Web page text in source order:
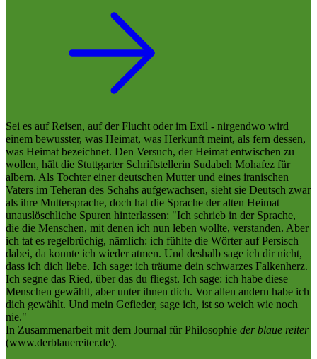
Sei es auf Reisen, auf der Flucht oder im Exil - nirgendwo wird
einem bewusster, was Heimat, was Herkunft meint, als fern dessen,
was Heimat bezeichnet. Den Versuch, der Heimat entwischen zu
wollen, hält die Stuttgarter Schriftstellerin Sudabeh Mohafez für
albern. Als Tochter einer deutschen Mutter und eines iranischen
Vaters im Teheran des Schahs aufgewachsen, sieht sie Deutsch zwar
als ihre Muttersprache, doch hat die Sprache der alten Heimat
unauslöschliche Spuren hinterlassen: "Ich schrieb in der Sprache,
die die Menschen, mit denen ich nun leben wollte, verstanden. Aber
ich tat es regelbrüchig, nämlich: ich fühlte die Wörter auf Persisch
dabei, da konnte ich wieder atmen. Und deshalb sage ich dir nicht,
dass ich dich liebe. Ich sage: ich träume dein schwarzes Falkenherz.
Ich segne das Ried, über das du fliegst. Ich sage: ich habe diese
Menschen gewählt, aber unter ihnen dich. Vor allen andern habe ich
dich gewählt. Und mein Gefieder, sage ich, ist so weich wie noch
nie."
In Zusammenarbeit mit dem Journal für Philosophie der blaue reiter
(www.derblauereiter.de).